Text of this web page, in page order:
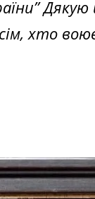
хто